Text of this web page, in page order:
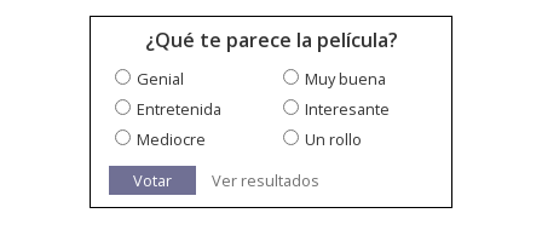
¿Qué te parece la película?
Genial
Muy buena
Entretenida
Interesante
Mediocre
Un rollo
Votar
Ver resultados